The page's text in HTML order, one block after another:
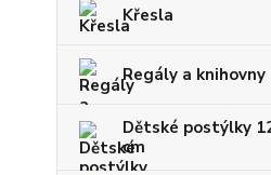
Křesla
Regály a knihovny
Dětské postýlky
cm